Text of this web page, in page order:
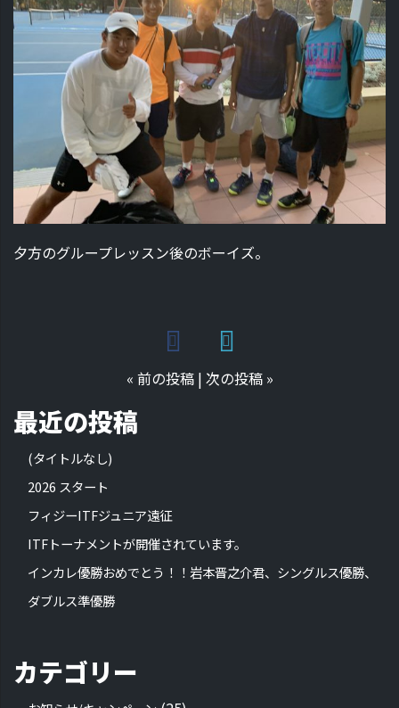
夕方のグループレッスン後のボーイズ。
« 前の投稿| 次の投稿»
最近の投稿
(タイトルなし)
2026 スタート
フィジーITFジュニア遠征
ITFトーナメントが開催されています。
インカレ優勝おめでとう！！岩本晋之介君、シングルス優勝、
ダブルス準優勝
カテゴリー